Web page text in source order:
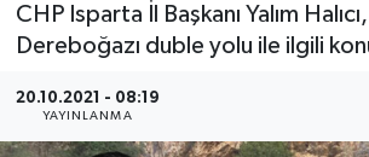
CHP Isparta İl Başkanı Yalım
Dereboğazı duble yolu ile ilgili
20.10.2021 - 08:19
YAYINLANMA
BİLİM VE TEKNOLOJİ
EĞİTİM
Tüm Manşetler
Son Dakika Haberleri